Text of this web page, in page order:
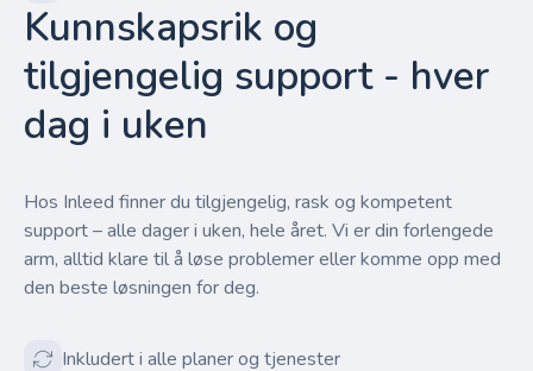
Kunnskapsrik og
tilgjengelig support - hver
dag i uken
Hos Inleed finner du tilgjengelig, rask og kompetent
support – alle dager i uken, hele året. Vi er din forlengede
arm, alltid klare til å løse problemer eller komme opp med
den beste løsningen for deg.
Inkludert i alle planer og tjenester